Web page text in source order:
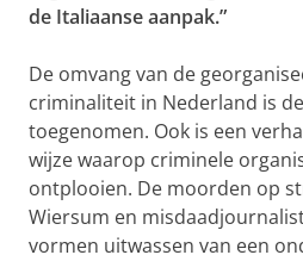
de Italiaanse aanpak.”
De omvang van de
criminaliteit in Nederland is
toegenomen. Ook is een
wijze waarop criminele
ontplooien. De moorden op
Wiersum en
vormen uitwassen van een